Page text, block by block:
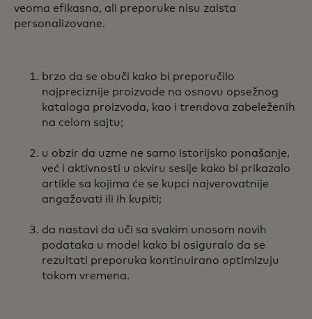
veoma efikasna, ali preporuke nisu zaista
personalizovane.
brzo da se obuči kako bi preporučilo
najpreciznije proizvode na osnovu opsežnog
kataloga proizvoda, kao i trendova zabeleženih
na celom sajtu;
u obzir da uzme ne samo istorijsko ponašanje,
već i aktivnosti u okviru sesije kako bi prikazalo
artikle sa kojima će se kupci najverovatnije
angažovati ili ih kupiti;
da nastavi da uči sa svakim unosom novih
podataka u model kako bi osiguralo da se
rezultati preporuka kontinuirano optimizuju
tokom vremena.